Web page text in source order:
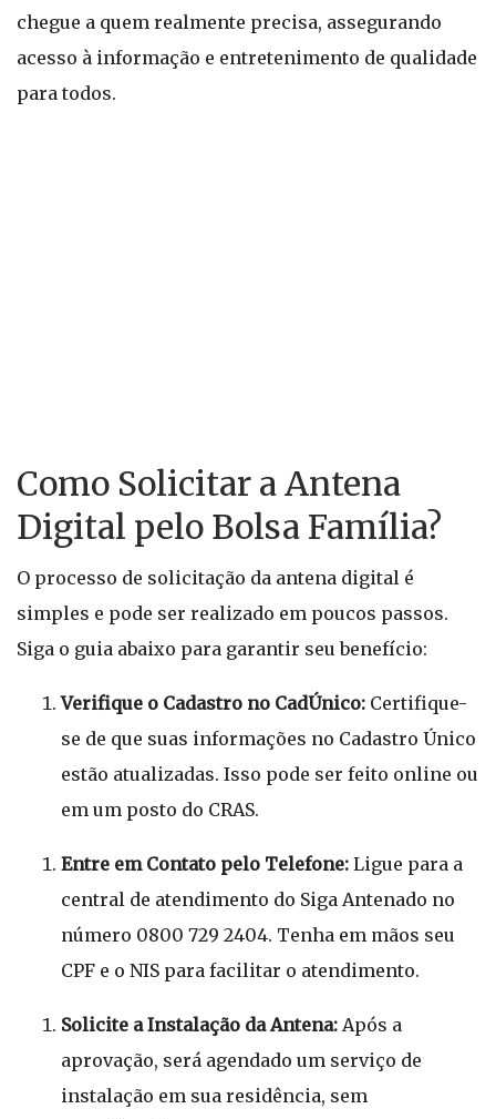
chegue a quem realmente precisa, assegurando
acesso à informação e entretenimento de qualidade
para todos.
Como Solicitar a Antena
Digital pelo Bolsa Família?
O processo de solicitação da antena digital é
simples e pode ser realizado em poucos passos.
Siga o guia abaixo para garantir seu benefício:
Verifique o Cadastro no CadÚnico: Certifique-
se de que suas informações no Cadastro Único
estão atualizadas. Isso pode ser feito online ou
em um posto do CRAS.
Entre em Contato pelo Telefone: Ligue para a
central de atendimento do Siga Antenado no
número 0800 729 2404. Tenha em mãos seu
CPF e o NIS para facilitar o atendimento.
Solicite a Instalação da Antena: Após a
aprovação, será agendado um serviço de
instalação em sua residência, sem